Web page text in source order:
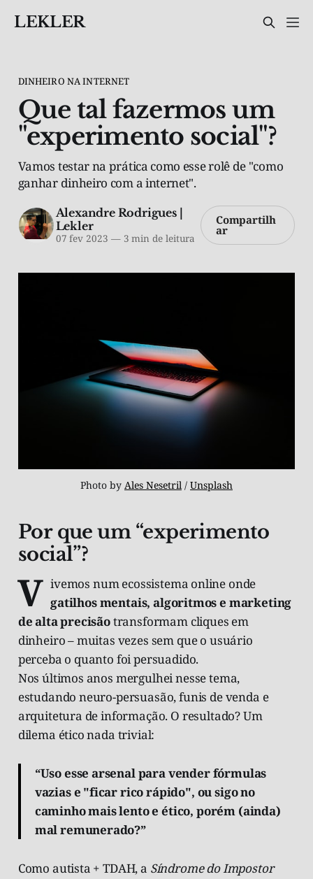
LEKLER
DINHEIRO NA INTERNET
Que tal fazermos um
"experimento social"?
Vamos testar na prática como esse rolê de "como
ganhar dinheiro com a internet".
Alexandre Rodrigues |
Lekler
07 fev 2023 —3 min de leitura
Compartilh
ar
Photo by Ales Nesetril / Unsplash
Por que um “experimento
social”?
V ivemos num ecossistema online onde
gatilhos mentais, algoritmos e marketing
de alta precisãotransformam cliques em
dinheiro – muitas vezes sem que o usuário
perceba o quanto foi persuadido.
Nos últimos anos mergulhei nesse tema,
estudando neuro-persuasão, funis de venda e
arquitetura de informação. O resultado? Um
dilema ético nada trivial:
“Uso esse arsenal para vender fórmulas
vazias e "ficar rico rápido", ou sigo no
caminho mais lento e ético, porém (ainda)
mal remunerado?”
Como autista + TDAH, a Síndrome do Impostor